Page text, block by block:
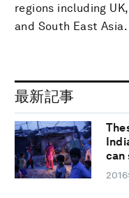
regions including
and South East Asia.
最新記事
can